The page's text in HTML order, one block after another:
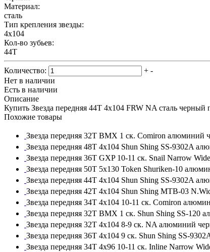
Материал:
сталь
Тип крепления звезды:
4x104
Кол-во зубьев:
44T
Количество: + -
Нет в наличии
Есть в наличии
Описание
Купить Звезда передняя 44T 4x104 FRW NA сталь
Похожие товары
Звезда передняя 32T BMX 1 ск. Comiron алюминий
Звезда передняя 48T 4x104 Shun Shing SS-9302A
Звезда передняя 36T GXP 10-11 ск. Snail Narrow
Звезда передняя 50T 5x130 Token Shuriken-10
Звезда передняя 44T 4x104 Shun Shing SS-9302A
Звезда передняя 42T 4x104 Shun Shing MTB-03
Звезда передняя 34T 4x104 10-11 ск. Comiron
Звезда передняя 32T BMX 1 ск. Shun Shing SS-120
Звезда передняя 32T 4x104 8-9 ск. NA алюминий
Звезда передняя 36T 4x104 9 ск. Shun Shing SS-
Звезда передняя 34T 4x96 10-11 ск. Inline Narrow